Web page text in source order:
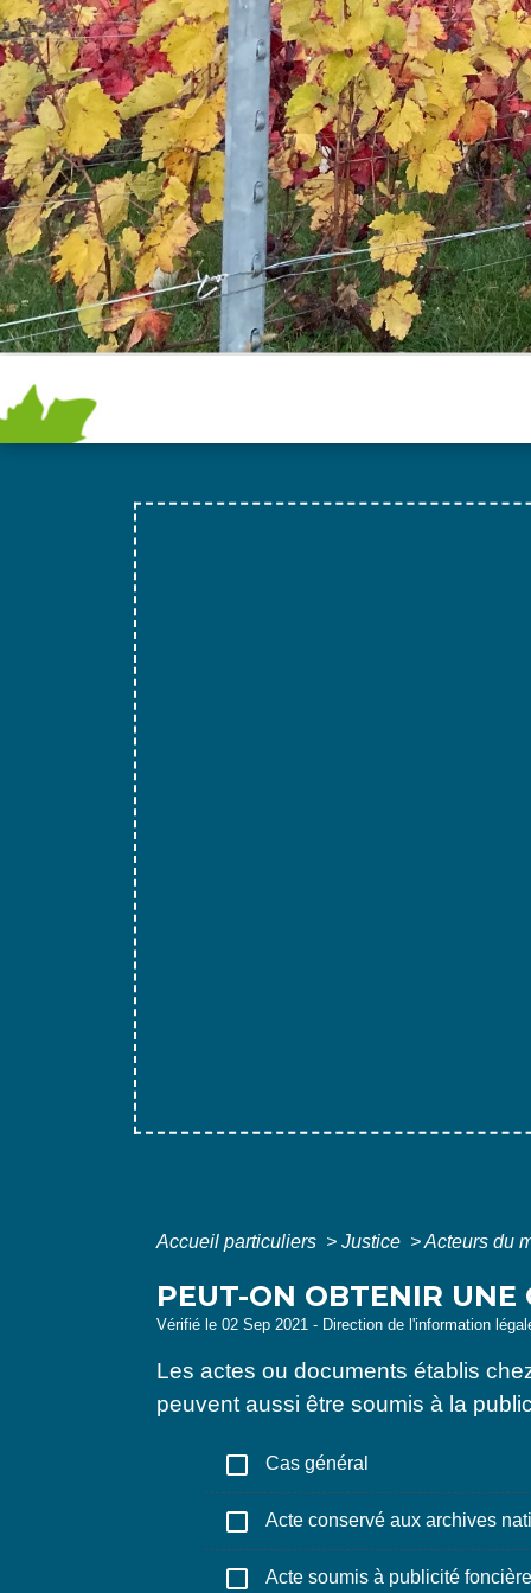
Accueil particuliers > Justice >Acteurs du
PEUT-ON OBTENIR UNE
Vérifié le 02 Sep 2021 - Direction de l'information
Les actes ou documents établis
peuvent aussi être soumis à la
check_box_outline_blank Cas général
check_box_outline_blank Acte conservé aux archives
check_box_outline_blank Acte soumis à publicité foncière